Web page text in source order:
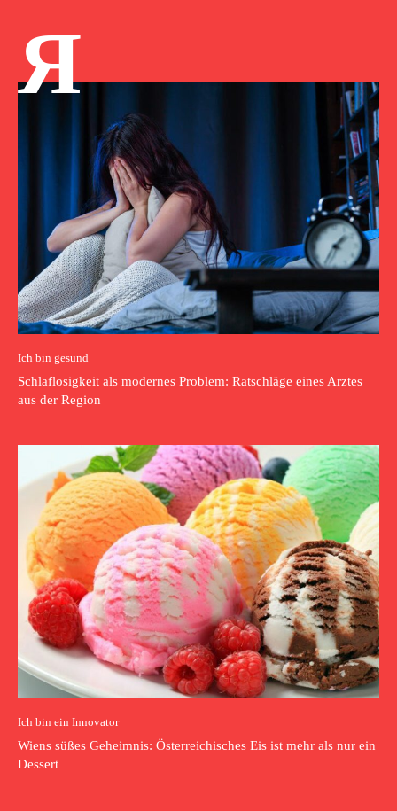
Я
Ich bin gesund
Schlaflosigkeit als modernes Problem: Ratschläge eines Arztes
aus der Region
Ich bin ein Innovator
Wiens süßes Geheimnis: Österreichisches Eis ist mehr als nur ein
Dessert